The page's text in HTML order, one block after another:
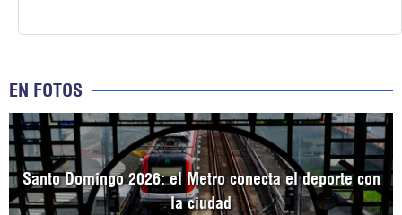
EN FOTOS
Santo Domingo 2026: el Metro conecta el deporte con
la ciudad